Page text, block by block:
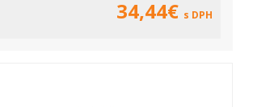
34,44€ s DPH